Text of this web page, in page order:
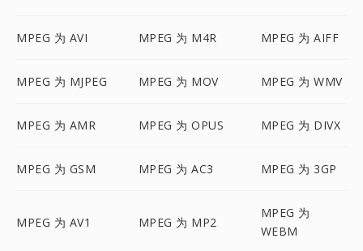
MPEG 为 AVI MPEG 为 M4R MPEG 为 AIFF
MPEG 为 MJPEG MPEG 为 MOV MPEG 为 WMV
MPEG 为 AMR MPEG 为 OPUS MPEG 为 DIVX
MPEG 为 GSM MPEG 为 AC3 MPEG 为 3GP
MPEG 为 AV1 MPEG 为 MP2
MPEG 为
WEBM